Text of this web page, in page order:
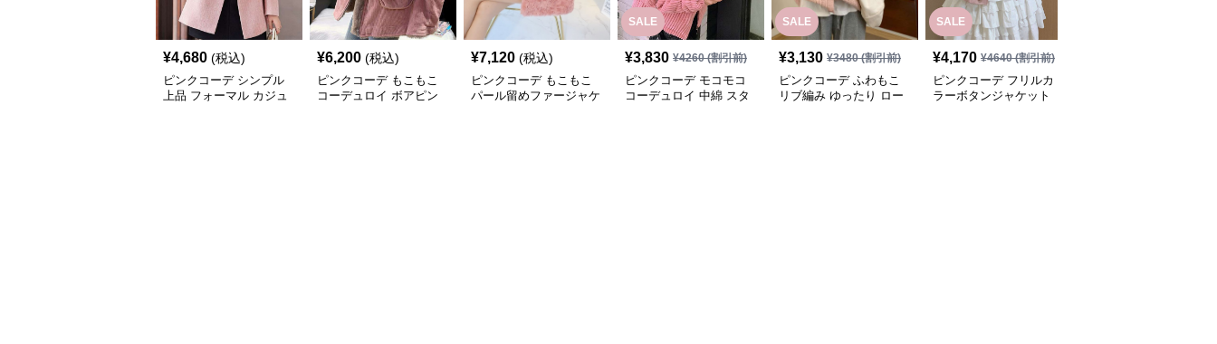
¥4,680 (税込)
ピンクコーデ シンプル
上品 フォーマル カジュ
¥6,200 (税込)
ピンクコーデ もこもこ
コーデュロイ ボアピン
¥7,120 (税込)
ピンクコーデ もこもこ
パール留めファージャケ
SALE
¥3,830 ¥4260(割引前)
ピンクコーデ モコモコ
コーデュロイ 中綿 スタ
SALE
¥3,130 ¥3480(割引前)
ピンクコーデ ふわもこ
リブ編み ゆったり ロー
SALE
¥4,170 ¥4640(割引前)
ピンクコーデ フリルカ
ラーボタンジャケット